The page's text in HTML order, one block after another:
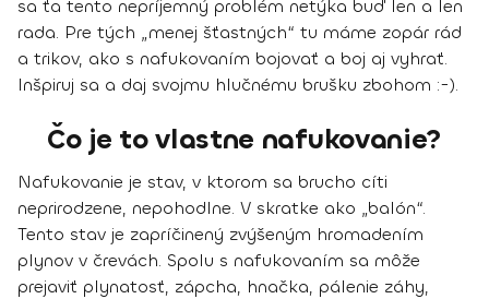
sa ťa tento nepríjemný problém netýka buď len a len
rada. Pre tých „menej šťastných“ tu máme zopár rád
a trikov, ako s nafukovaním bojovať a boj aj vyhrať.
Inšpiruj sa a daj svojmu hlučnému brušku zbohom :-).
Čo je to vlastne nafukovanie?
Nafukovanie je stav, v ktorom sa brucho cíti
neprirodzene, nepohodlne. V skratke ako „balón“.
Tento stav je zapríčinený zvýšeným hromadením
plynov v črevách. Spolu s nafukovaním sa môže
prejaviť plynatosť, zápcha, hnačka, pálenie záhy,